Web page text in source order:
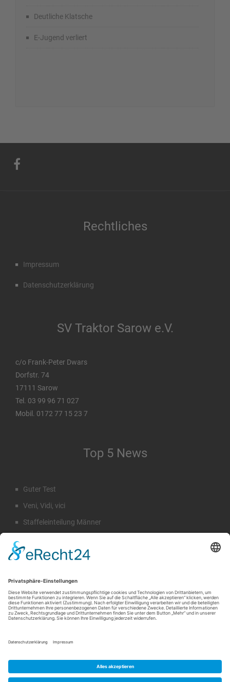
Deutliche Klatsche
E-Jugend verliert
Rechtliches
Impressum
Datenschutzerklärung
SV Traktor Sarow e.V.
c/o Frank-Peter Dwars
Dorfstr. 74
17111 Sarow
Tel. 03 99 96 71 027
Mobil. 0172 77 15 23 7
Top 5 News
Guter Test
Veni, Vidi, vici
Staffeleinteilung Männer
Emil Hahn
Suche